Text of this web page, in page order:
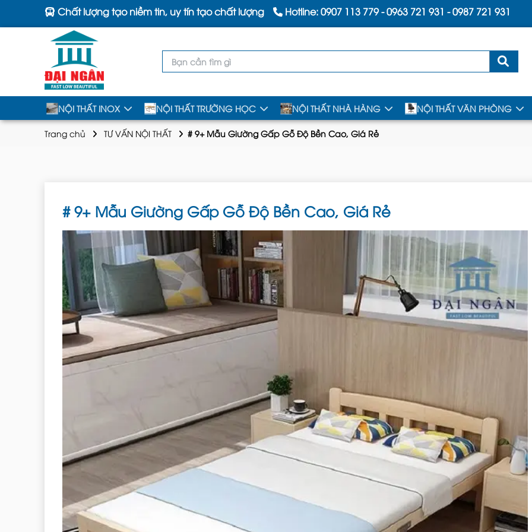
Chất lượng tạo niềm tin, uy tín tạo chất lượng Hotline:0907 113 779-0963 721 931 -0987 721 931
NỘI THẤT INOX NỘI THẤT TRƯỜNG HỌC NỘI THẤT NHÀ HÀNG NỘI THẤT VĂN PHÒNG
Trang chủ TƯ VẤN NỘI THẤT # 9+ Mẫu Giường Gấp Gỗ Độ Bền Cao, Giá Rẻ
# 9+ Mẫu Giường Gấp Gỗ Độ Bền Cao, Giá Rẻ